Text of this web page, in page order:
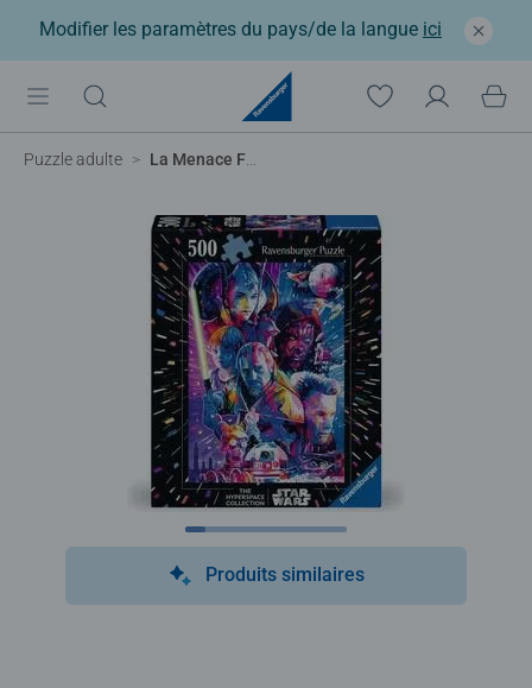
Modifier les paramètres du pays/de la langue ici
Puzzle adulte La Menace Fantôme / Star Wars
Produits similaires